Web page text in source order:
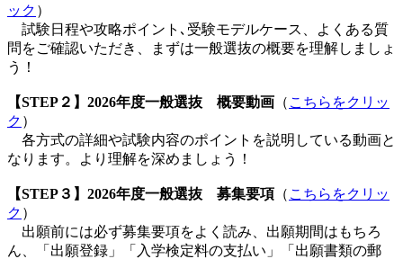
ック ）
試験日程や攻略ポイント､受験モデルケース、よ くある質
問をご確認いただき、まずは一般選抜の概要を理解しましょ
う！
【STEP２】2026年度一般選抜 概要動画 （ こちらをクリッ
ク ）
各方式の詳細や試験内容のポイントを説明している動画と
なります。より理解を深めましょう
！
【STEP３】2026年度一般選抜 募集要項 （ こちらをクリッ
ク ）
出願前には必ず募集要項をよく読み、出願期間はもちろ
ん、「出願登録」「入学検定料の支払い」「出願書類の郵